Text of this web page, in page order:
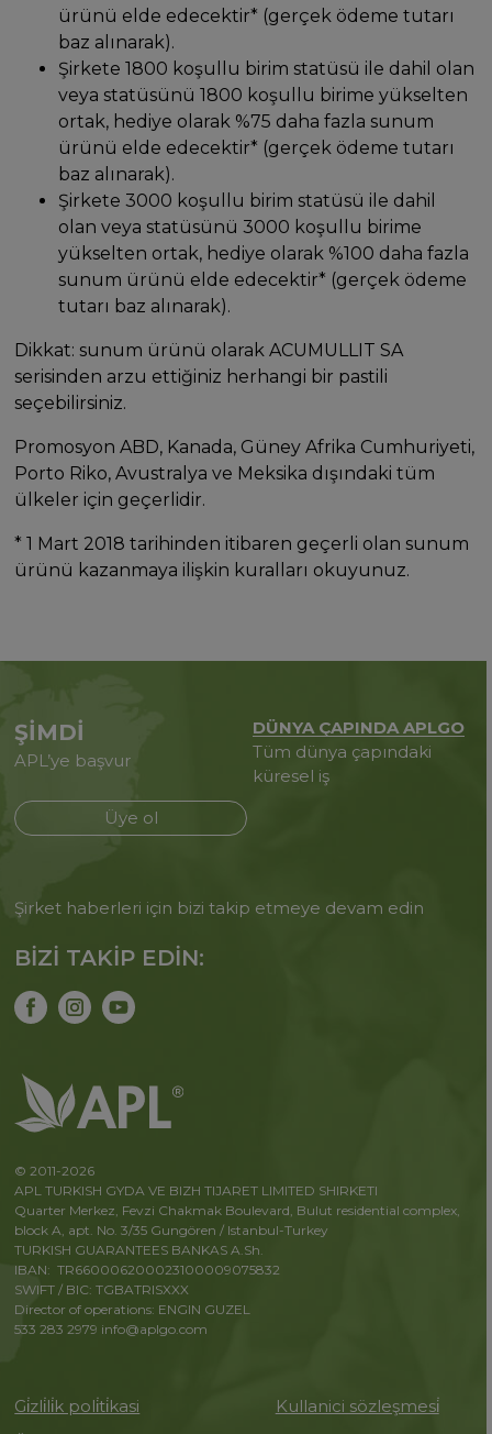
ürünü elde edecektir* (gerçek ödeme tutarı
baz alınarak).
Şirkete 1800 koşullu birim statüsü ile dahil olan
veya statüsünü 1800 koşullu birime yükselten
ortak, hediye olarak %75 daha fazla sunum
ürünü elde edecektir* (gerçek ödeme tutarı
baz alınarak).
Şirkete 3000 koşullu birim statüsü ile dahil
olan veya statüsünü 3000 koşullu birime
yükselten ortak, hediye olarak %100 daha fazla
sunum ürünü elde edecektir* (gerçek ödeme
tutarı baz alınarak).
Dikkat: sunum ürünü olarak ACUMULLIT SA
serisinden arzu ettiğiniz herhangi bir pastili
seçebilirsiniz.
Promosyon ABD, Kanada, Güney Afrika Cumhuriyeti,
Porto Riko, Avustralya ve Meksika dışındaki tüm
ülkeler için geçerlidir.
* 1 Mart 2018 tarihinden itibaren geçerli olan sunum
ürünü kazanmaya ilişkin kuralları okuyunuz.
ŞİMDİ
APL’ye başvur
Üye ol
DÜNYA ÇAPINDA APLGO
Tüm dünya çapındaki
küresel iş
Şirket haberleri için bizi takip etmeye devam edin
BİZİ TAKİP EDİN:
© 2011-2026
APL TURKISH GYDA VE BIZH TIJARET LIMITED SHIRKETI
Quarter Merkez, Fevzi Chakmak Boulevard, Bulut residential complex,
block A, apt. No. 3/35 Gungören / Istanbul-Turkey
TURKISH GUARANTEES BANKAS A.Sh.
IBAN: TR660006200023100009075832
SWIFT / BIC: TGBATRISXXX
Director of operations: ENGIN GUZEL
533 283 2979 info@aplgo.com
Gi̇zli̇li̇k poli̇ti̇kasi
Kullanici sözleşmesi̇